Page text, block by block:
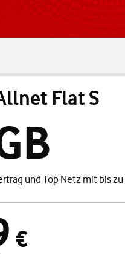
Flat S
und Top Netz mit bis
€